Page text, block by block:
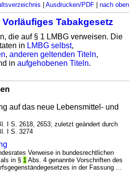
| Ausdrucken/PDF| nach oben
Vorläufiges Tabakgesetz
die auf § 1 LMBG verweisen. Die
in LMBG selbst,
,anderen geltenden Titeln,
inaufgehobenen Titeln.
auf das neue Lebensmittel- und
I S. 2618, 2653; zuletzt geändert durch
I S. 3274
Verweise in bundesrechtlichen
in § 1 Abs. 4 genannte Vorschriften des
in der Fassung ...